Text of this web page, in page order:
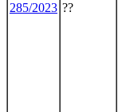
285/2023 ??